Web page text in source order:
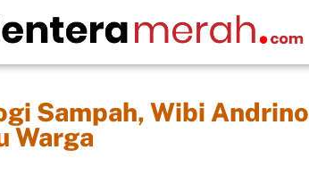
Sampah, Wibi Andrino
Warga